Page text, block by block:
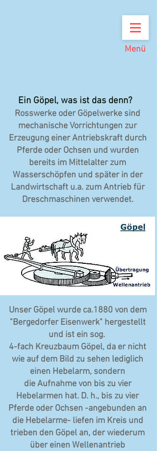
Menü
Ein Göpel, was ist das denn?
Rosswerke oder Göpelwerke sind
mechanische Vorrichtungen zur
Erzeugung einer Antriebskraft durch
Pferde oder Ochsen und wurden
bereits im Mittelalter zum
Wasserschöpfen und später in der
Landwirtschaft u.a. zum Antrieb für
Dreschmaschinen verwendet.
Unser Göpel wurde ca.1880 von dem
"Bergedorfer Eisenwerk" hergestellt
und ist ein sog.
4-fach Kreuzbaum Göpel, da er nicht
wie auf dem Bild zu sehen lediglich
einen Hebelarm, sondern
die Aufnahme von bis zu vier
Hebelarmen hat. D. h., bis zu vier
Pferde oder Ochsen -angebunden an
die Hebelarme- liefen im Kreis und
trieben den Göpel an, der wiederum
über einen Wellenantrieb